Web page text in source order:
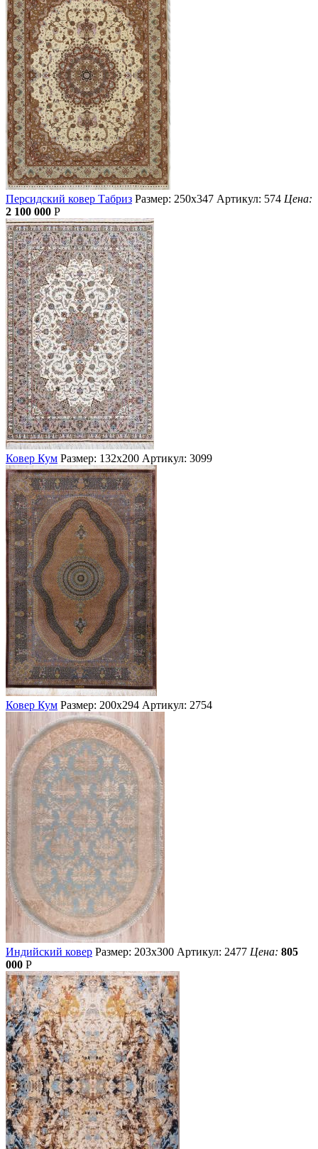
Персидский ковер Табриз Размер: 250х347 Артикул: 574 Цена:
2 100 000 Р
Ковер Кум Размер: 132х200 Артикул: 3099
Ковер Кум Размер: 200х294 Артикул: 2754
Индийский ковер Размер: 203х300 Артикул: 2477 Цена: 805
000 Р